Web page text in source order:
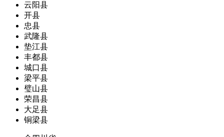
云阳县
开县
忠县
武隆县
垫江县
丰都县
城口县
梁平县
璧山县
荣昌县
大足县
铜梁县